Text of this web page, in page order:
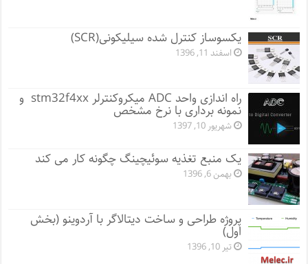
یکسوساز کنترل شده سیلیکونی(SCR)
اسفند 11, 1396
راه اندازی واحد ADC میکروکنترلر stm32f4xx و
نمونه برداری با نرخ مشخص
شهریور 10, 1397
یک منبع تغذیه سوئیچینگ چگونه کار می کند
بهمن 6, 1396
پروژه طراحی و ساخت دیتالاگر با آردوینو (بخش
اول)
تیر 10, 1396